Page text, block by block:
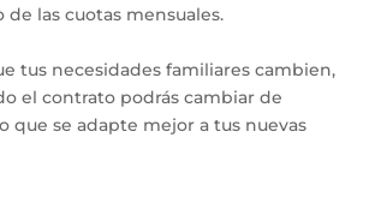
las cuotas mensuales.
tus necesidades familiares cambien,
el contrato podrás cambiar de
que se adapte mejor a tus nuevas